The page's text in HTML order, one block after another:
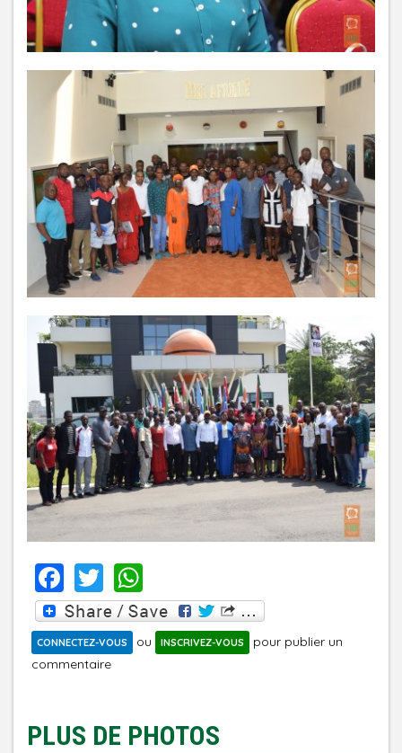
FACEBOOK
TWITTER
CONNECTEZ-VOUS ou INSCRIVEZ-VOUS
pour publier un
commentaire
PLUS DE PHOTOS